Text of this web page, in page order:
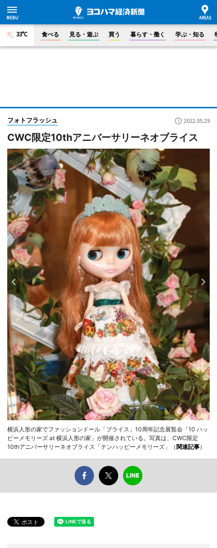
33°C 食べる 見る・遊ぶ 買う 暮らす・働く 学ぶ・知る
フォトフラッシュ 2012.05.29
CWC限定10thアニバーサリーネオブライス
横浜人形の家でファッションドール「ブライス」10周年記念展覧会「10 ハッ
ピーメモリーズ at 横浜人形の家」が開催されている。写真は、CWC限定
10thアニバーサリーネオブライス「テンハッピーメモリーズ」（関連記事）